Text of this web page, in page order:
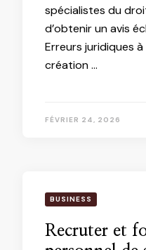
spécialistes du
d’obtenir un avis
Erreurs juridiques
création …
FÉVRIER 24, 2026
BUSINESS
Recruter et